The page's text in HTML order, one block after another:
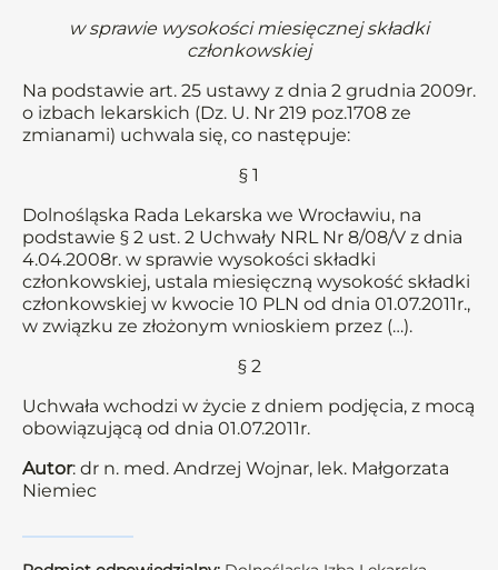
w sprawie wysokości miesięcznej składki
członkowskiej
Na podstawie art. 25 ustawy z dnia 2 grudnia 2009r.
o izbach lekarskich (Dz. U. Nr 219 poz.1708 ze
zmianami) uchwala się, co następuje:
§ 1
Dolnośląska Rada Lekarska we Wrocławiu, na
podstawie § 2 ust. 2 Uchwały NRL Nr 8/08/V z dnia
4.04.2008r. w sprawie wysokości składki
członkowskiej, ustala miesięczną wysokość składki
członkowskiej w kwocie 10 PLN od dnia 01.07.2011r.,
w związku ze złożonym wnioskiem przez (…).
§ 2
Uchwała wchodzi w życie z dniem podjęcia, z mocą
obowiązującą od dnia 01.07.2011r.
Autor: dr n. med. Andrzej Wojnar, lek. Małgorzata
Niemiec